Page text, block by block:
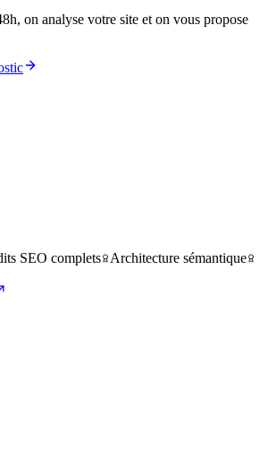
on analyse votre site et on vous propose
SEO complets
Architecture sémantique